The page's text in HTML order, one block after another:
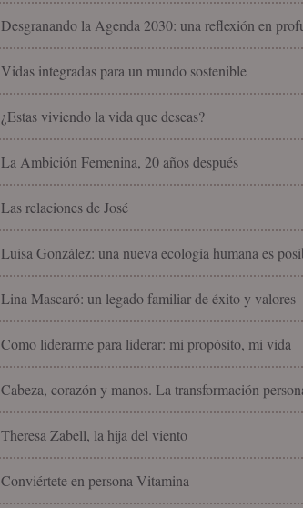
Desgranando la Agenda 2030: una reflexión en
Vidas integradas para un mundo sostenible
¿Estas viviendo la vida que deseas?
La Ambición Femenina, 20 años después
Las relaciones de José
Luisa González: una nueva ecología humana es
Lina Mascaró: un legado familiar de éxito y valores
Como liderarme para liderar: mi propósito, mi vida
Cabeza, corazón y manos. La transformación
Theresa Zabell, la hija del viento
Conviértete en persona Vitamina